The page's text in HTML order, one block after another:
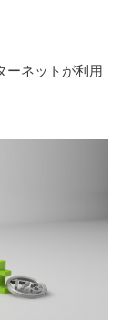
ーネットが利用